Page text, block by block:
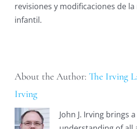
revisiones y modificaciones de
infantil.
About the Author: The Irving
Irving
John J. Irving brings